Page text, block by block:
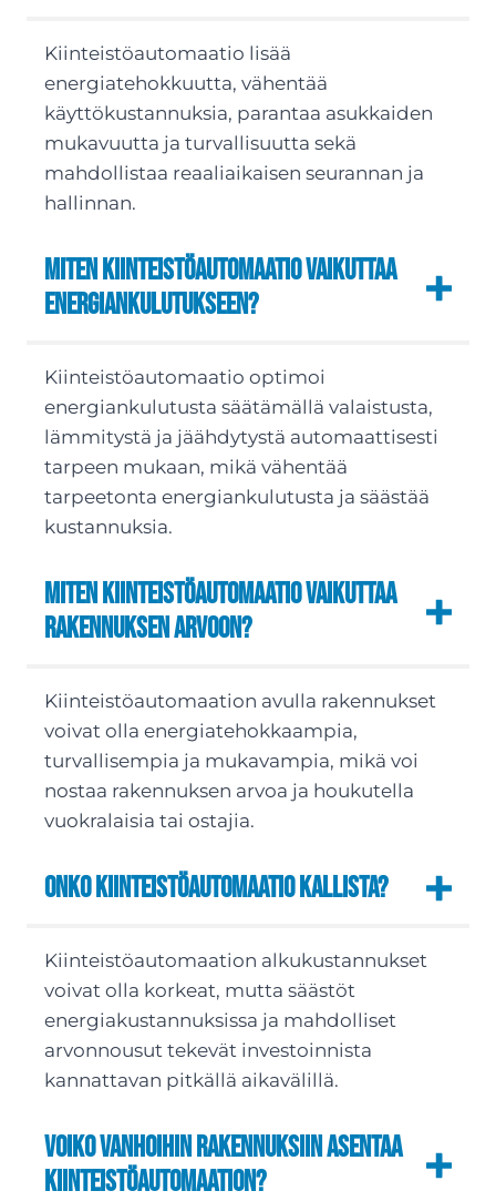
Kiinteistöautomaatio lisää
energiatehokkuutta, vähentää
käyttökustannuksia, parantaa asukkaiden
mukavuutta ja turvallisuutta sekä
mahdollistaa reaaliaikaisen seurannan ja
hallinnan.
Miten kiinteistöautomaatio vaikuttaa
energiankulutukseen?
Kiinteistöautomaatio optimoi
energiankulutusta säätämällä valaistusta,
lämmitystä ja jäähdytystä automaattisesti
tarpeen mukaan, mikä vähentää
tarpeetonta energiankulutusta ja säästää
kustannuksia.
Miten kiinteistöautomaatio vaikuttaa
rakennuksen arvoon?
Kiinteistöautomaation avulla rakennukset
voivat olla energiatehokkaampia,
turvallisempia ja mukavampia, mikä voi
nostaa rakennuksen arvoa ja houkutella
vuokralaisia tai ostajia.
Onko kiinteistöautomaatio kallista?
Kiinteistöautomaation alkukustannukset
voivat olla korkeat, mutta säästöt
energiakustannuksissa ja mahdolliset
arvonnousut tekevät investoinnista
kannattavan pitkällä aikavälillä.
Voiko vanhoihin rakennuksiin asentaa
kiinteistöautomaation?